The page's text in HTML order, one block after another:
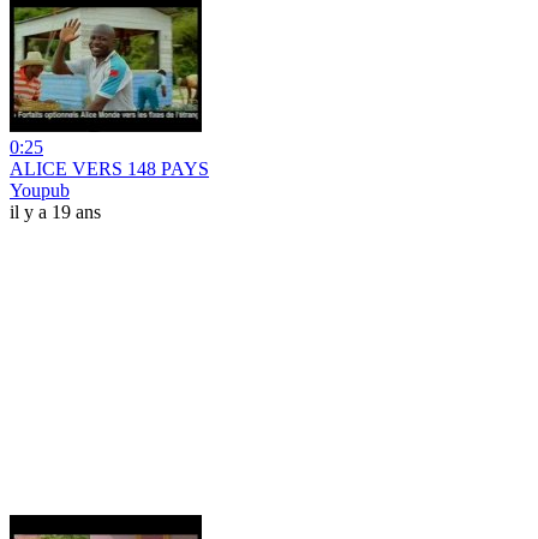
0:25
ALICE VERS 148 PAYS
Youpub
il y a 19 ans